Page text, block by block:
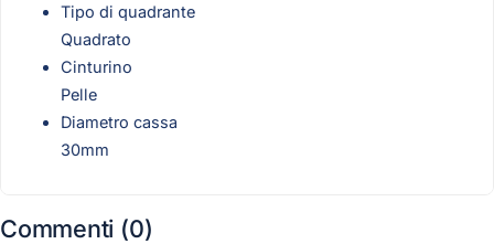
Tipo di quadrante
Quadrato
Cinturino
Pelle
Diametro cassa
30mm
Commenti (0)